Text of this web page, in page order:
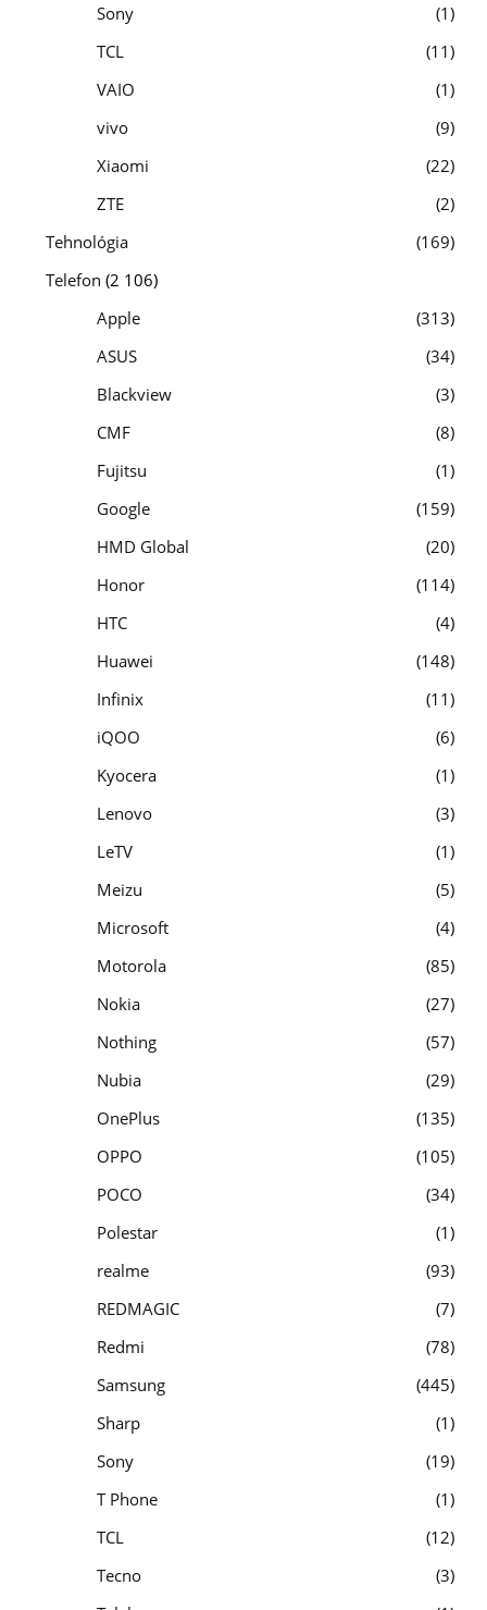
Sony
1
TCL
11
VAIO
1
vivo
9
Xiaomi
22
ZTE
2
Tehnológia
169
Telefon (2 106)
Apple
313
ASUS
34
Blackview
3
CMF
8
Fujitsu
1
Google
159
HMD Global
20
Honor
114
HTC
4
Huawei
148
Infinix
11
iQOO
6
Kyocera
1
Lenovo
3
LeTV
1
Meizu
5
Microsoft
4
Motorola
85
Nokia
27
Nothing
57
Nubia
29
OnePlus
135
OPPO
105
POCO
34
Polestar
1
realme
93
REDMAGIC
7
Redmi
78
Samsung
445
Sharp
1
Sony
19
T Phone
1
TCL
12
Tecno
3